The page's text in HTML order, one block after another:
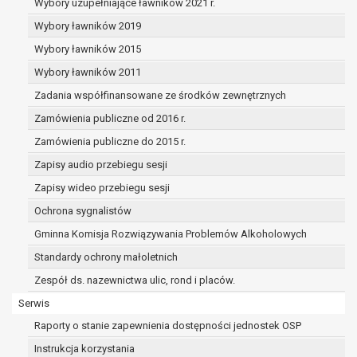
Wybory uzupełniające ławników 2021 r.
Wybory ławników 2019
Wybory ławników 2015
Wybory ławników 2011
Zadania współfinansowane ze środków zewnętrznych
Zamówienia publiczne od 2016 r.
Zamówienia publiczne do 2015 r.
Zapisy audio przebiegu sesji
Zapisy wideo przebiegu sesji
Ochrona sygnalistów
Gminna Komisja Rozwiązywania Problemów Alkoholowych
Standardy ochrony małoletnich
Zespół ds. nazewnictwa ulic, rond i placów.
Serwis
Raporty o stanie zapewnienia dostępności jednostek OSP
Instrukcja korzystania
administratorowi bądź
niezbędność przetwarzania do celów
prawnie uzasadnionych interesów
administratora lub przez stronę trzecią.
Z przyczyn związanych z Pani/Pana szczególną
razie wniesienia sprzeciwu, administrator nie może
przetwarzać tych danych osobowych, chyba że
istnienie ważnych prawnie uzasadnionych podstaw
przetwarzania, nadrzędnych wobec interesów,
osoby, której dane dotyczą, lub podstaw do
dochodzenia lub obrony roszczeń.
W przypadku gdy przetwarzanie danych osobowych
podstawie zgody osoby na przetwarzanie danych
ust. 1 lit a RODO), przysługuje Pani/Panu prawo do
zgodność przetwarzania, którego dokonano na
przed jej cofnięciem.